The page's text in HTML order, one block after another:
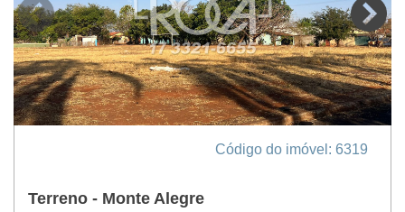
Código do imóvel: 6319
Terreno - Monte Alegre